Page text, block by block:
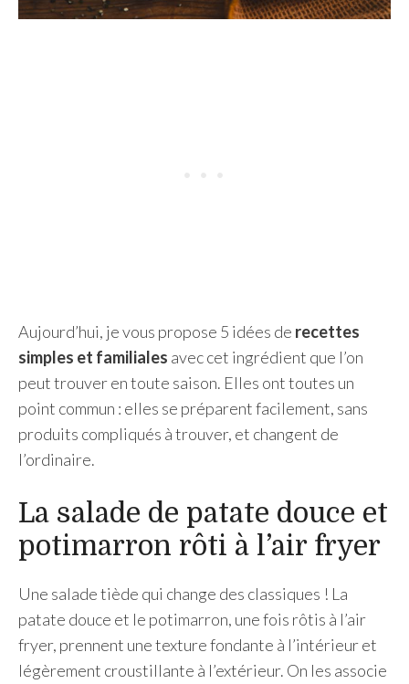
Aujourd’hui, je vous propose 5 idées de recettes
simples et familiales avec cet ingrédient que l’on
peut trouver en toute saison. Elles ont toutes un
point commun : elles se préparent facilement, sans
produits compliqués à trouver, et changent de
l’ordinaire.
La salade de patate douce et
potimarron rôti à l’air fryer
Une salade tiède qui change des classiques ! La
patate douce et le potimarron, une fois rôtis à l’air
fryer, prennent une texture fondante à l’intérieur et
légèrement croustillante à l’extérieur. On les associe